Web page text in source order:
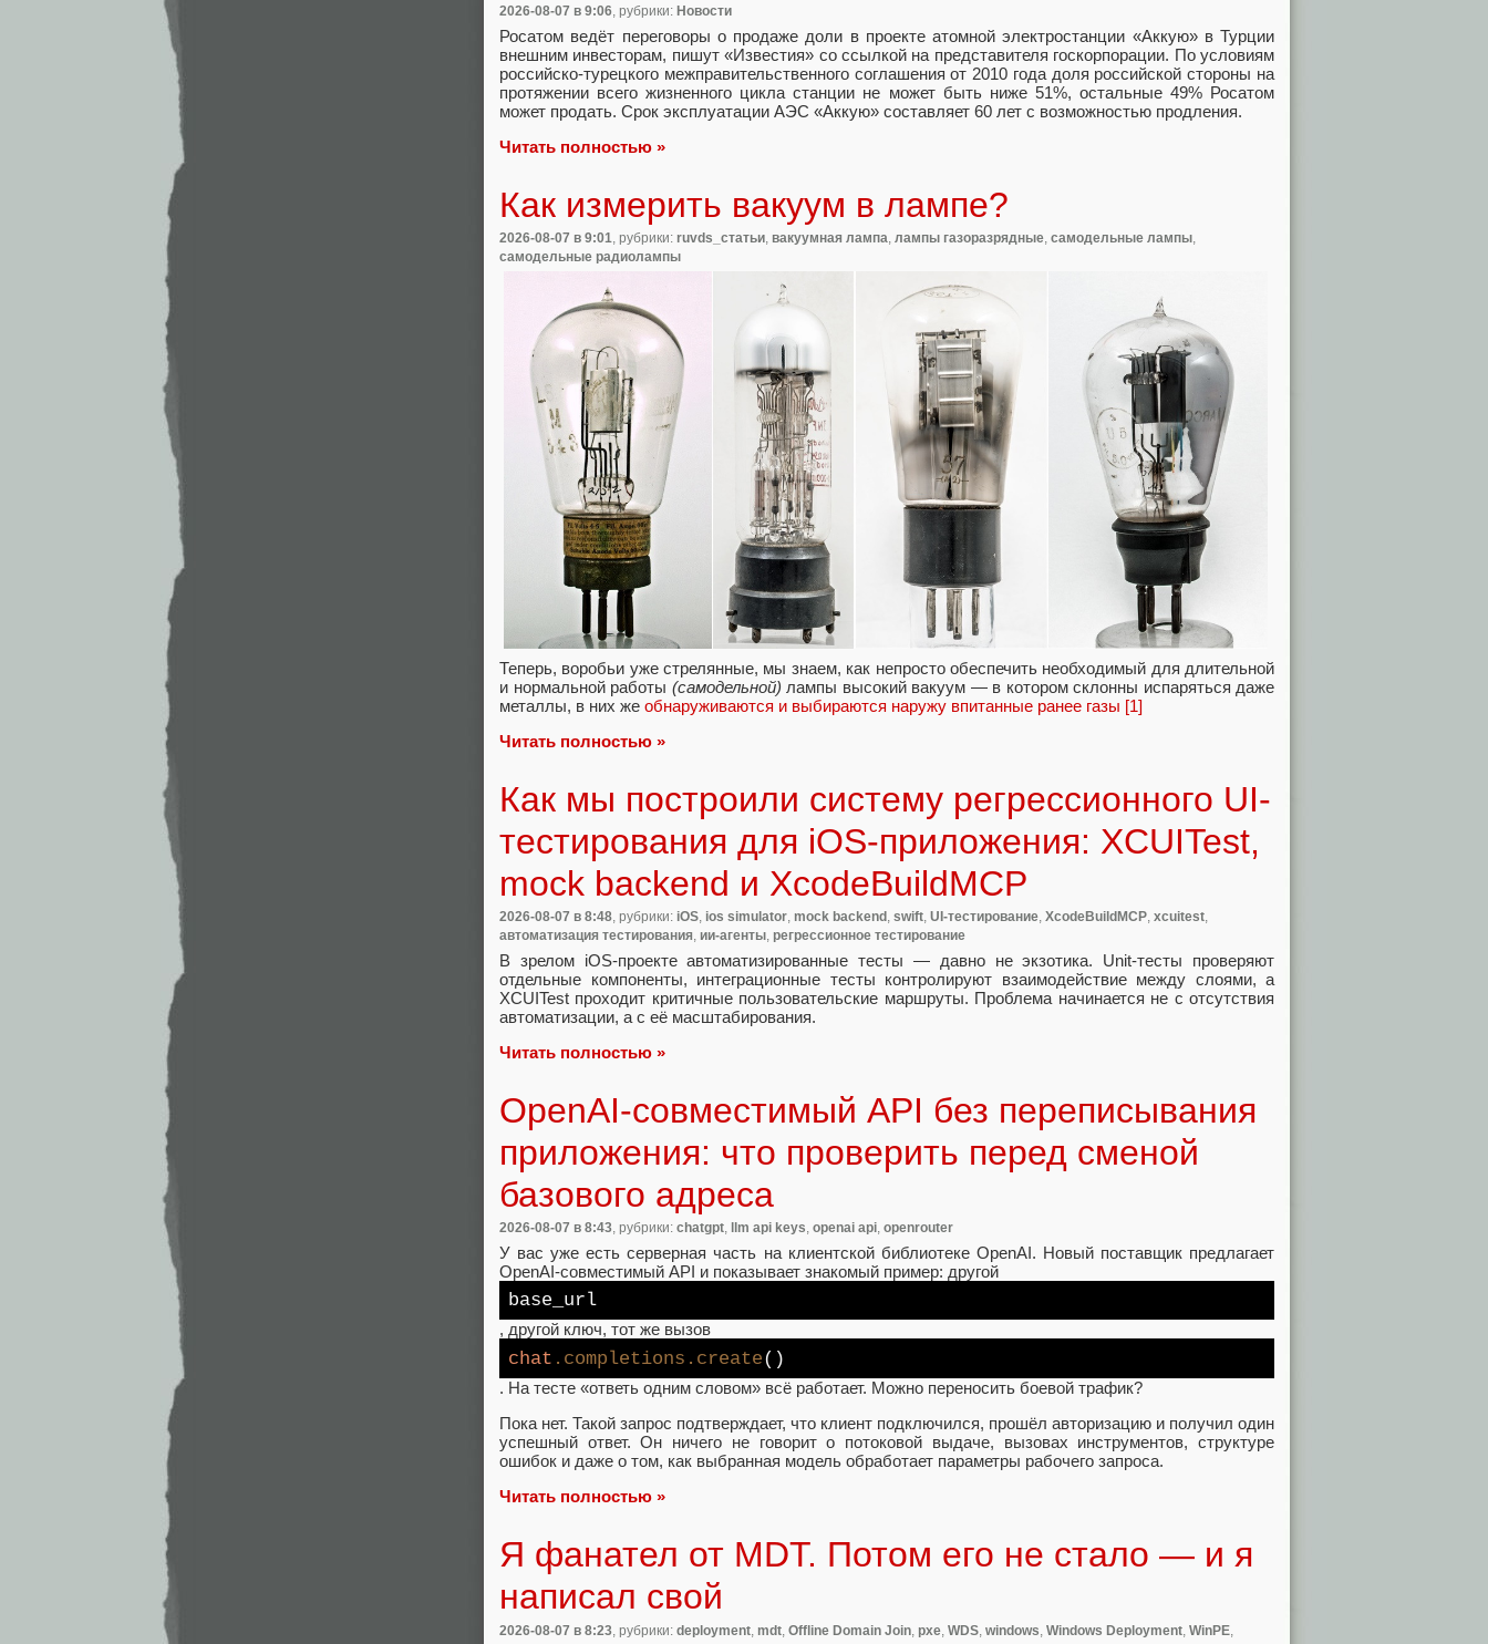
2026-08-07 в 9:06, рубрики: Новости
Росатом ведёт переговоры о продаже доли в проекте атомной электростанции «Аккую» в Турции
внешним инвесторам, пишут «Известия» со ссылкой на представителя госкорпорации. По условиям
российско-турецкого межправительственного соглашения от 2010 года доля российской стороны на
протяжении всего жизненного цикла станции не может быть ниже 51%, остальные 49% Росатом
может продать. Срок эксплуатации АЭС «Аккую» составляет 60 лет с возможностью продления.
Читать полностью »
Как измерить вакуум в лампе?
2026-08-07 в 9:01, рубрики: ruvds_статьи, вакуумная лампа, лампы газоразрядные, самодельные лампы,
самодельные радиолампы
Теперь, воробьи уже стрелянные, мы знаем, как непросто обеспечить необходимый для длительной
и нормальной работы (самодельной) лампы высокий вакуум — в котором склонны испаряться даже
металлы, в них же обнаруживаются и выбираются наружу впитанные ранее газы [1]
Читать полностью »
Как мы построили систему регрессионного UI-
тестирования для iOS-приложения: XCUITest,
mock backend и XcodeBuildMCP
2026-08-07 в 8:48, рубрики: iOS, ios simulator, mock backend , swift, UI-тестирование, XcodeBuildMCP, xcuitest,
автоматизация тестирования, ии-агенты, регрессионное тестирование
В зрелом iOS-проекте автоматизированные тесты — давно не экзотика. Unit-тесты проверяют
отдельные компоненты, интеграционные тесты контролируют взаимодействие между слоями, а
XCUITest проходит критичные пользовательские маршруты. Проблема начинается не с отсутствия
автоматизации, а с её масштабирования.
Читать полностью »
OpenAI‑совместимый API без переписывания
приложения: что проверить перед сменой
базового адреса
2026-08-07 в 8:43, рубрики: chatgpt, llm api keys, openai api, openrouter
У вас уже есть серверная часть на клиентской библиотеке OpenAI. Новый поставщик предлагает
OpenAI‑совместимый API и показывает знакомый пример: другой
base_url
, другой ключ, тот же вызов
chat .completions .create()
. На тесте «ответь одним словом» всё работает. Можно переносить боевой трафик?
Пока нет. Такой запрос подтверждает, что клиент подключился, прошёл авторизацию и получил один
успешный ответ. Он ничего не говорит о потоковой выдаче, вызовах инструментов, структуре
ошибок и даже о том, как выбранная модель обработает параметры рабочего запроса.
Читать полностью »
Я фанател от MDT. Потом его не стало — и я
написал свой
2026-08-07 в 8:23 , рубрики: deployment mdt Offline Domain Join pxe WDS windows Windows Deployment WinPE